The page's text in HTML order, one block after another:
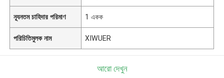
ন্যূনতম চাহিদার পরিমাণ 1 একক
পরিচিতিমুলক নাম XIWUER
আরো দেখুন